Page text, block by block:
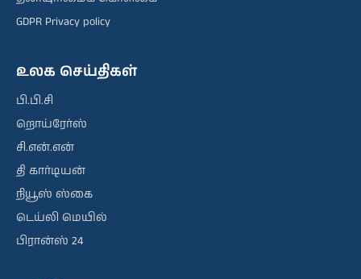
GDPR Privacy policy
உலக செய்திகள்
பி.பி.சி
றொய்ரேர்ஸ்
சி.என்.என்
தி கார்டியன்
நியூஸ் ஸ்கை
டெய்லி மெயில்
பிரான்ஸ் 24